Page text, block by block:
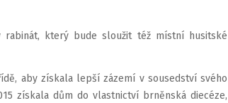
který bude sloužit též místní husitské
aby získala lepší zázemí v sousedství svého
získala dům do vlastnictví brněnská diecéze,